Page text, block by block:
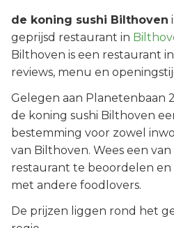
de koning sushi Bilthoven
geprijsd restaurant in
Bilthoven is een restaurant
reviews, menu en
Gelegen aan Planetenbaan
de koning sushi Bilthoven
bestemming voor zowel
van Bilthoven. Wees een
restaurant te beoordelen
met andere foodlovers.
De prijzen liggen rond het